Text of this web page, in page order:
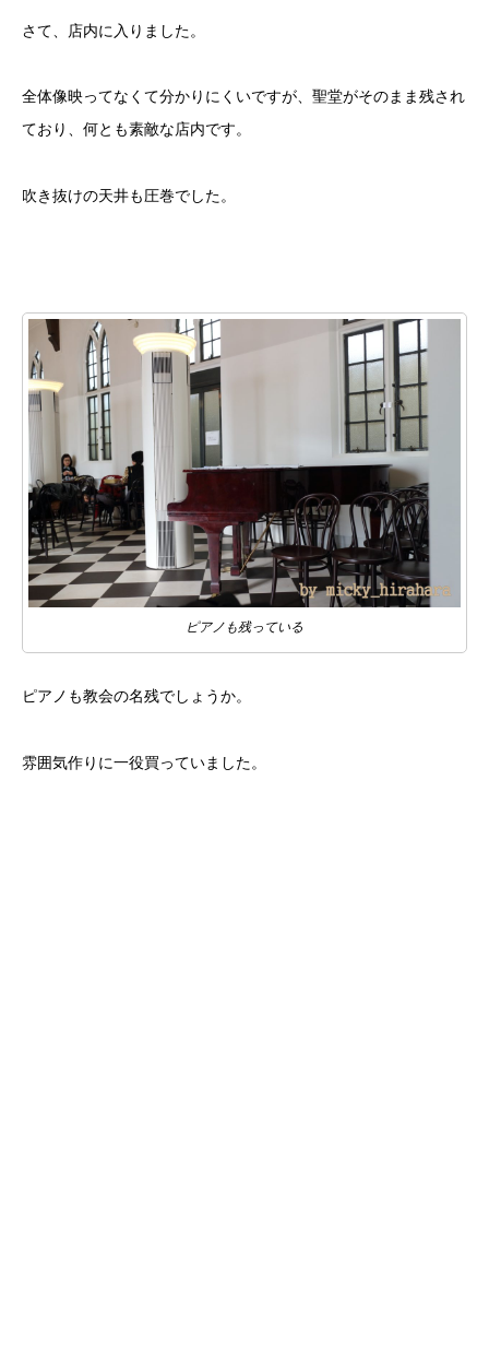
さて、店内に入りました。
全体像映ってなくて分かりにくいですが、聖堂がそのまま残され
ており、何とも素敵な店内です。
吹き抜けの天井も圧巻でした。
ピアノも残っている
ピアノも教会の名残でしょうか。
雰囲気作りに一役買っていました。